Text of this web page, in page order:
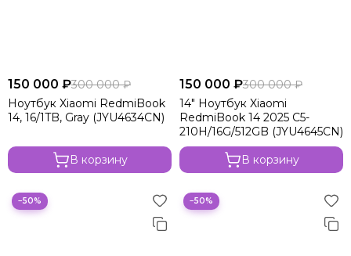
150 000 ₽300 000 ₽
Ноутбук Xiaomi RedmiBook
14, 16/1TB, Gray (JYU4634CN)
В корзину
150 000 ₽300 000 ₽
14" Ноутбук Xiaomi
RedmiBook 14 2025 C5-
210H/16G/512GB (JYU4645CN)
В корзину
−50% −50%